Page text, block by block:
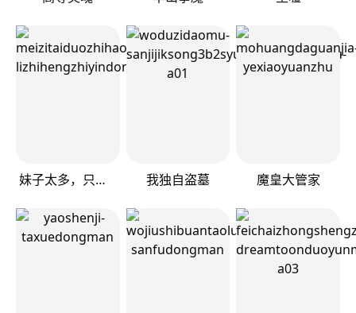
妹子太多，只好飞升了 我独自盗墓 魔皇大管家